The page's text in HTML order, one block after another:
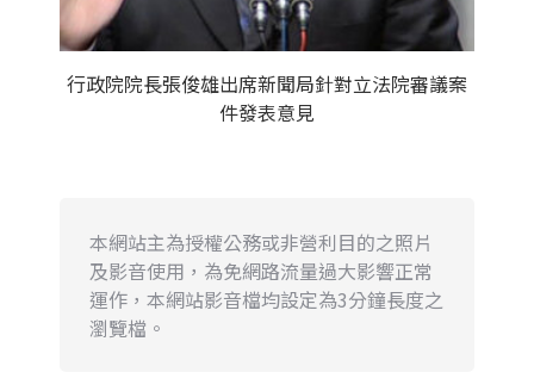
行政院院長張俊雄出席新聞局針對立法院審議案
件發表意見
本網站主為授權公務或非營利目的之照片
及影音使用，為免網路流量過大影響正常
運作，本網站影音檔均設定為3分鐘長度之
瀏覽檔。